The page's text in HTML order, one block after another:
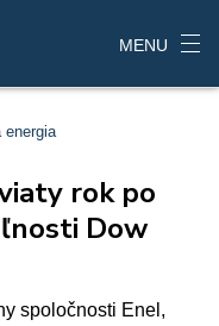
MENU
energia
rok po
Dow
spoločnosti Enel,